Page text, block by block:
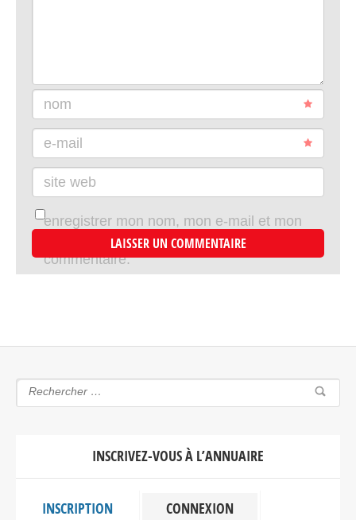
nom
e-mail
site web
enregistrer mon nom, mon e-mail et mon
site dans le navigateur pour mon prochain
commentaire.
INSCRIVEZ-VOUS À L’ANNUAIRE
INSCRIPTION CONNEXION